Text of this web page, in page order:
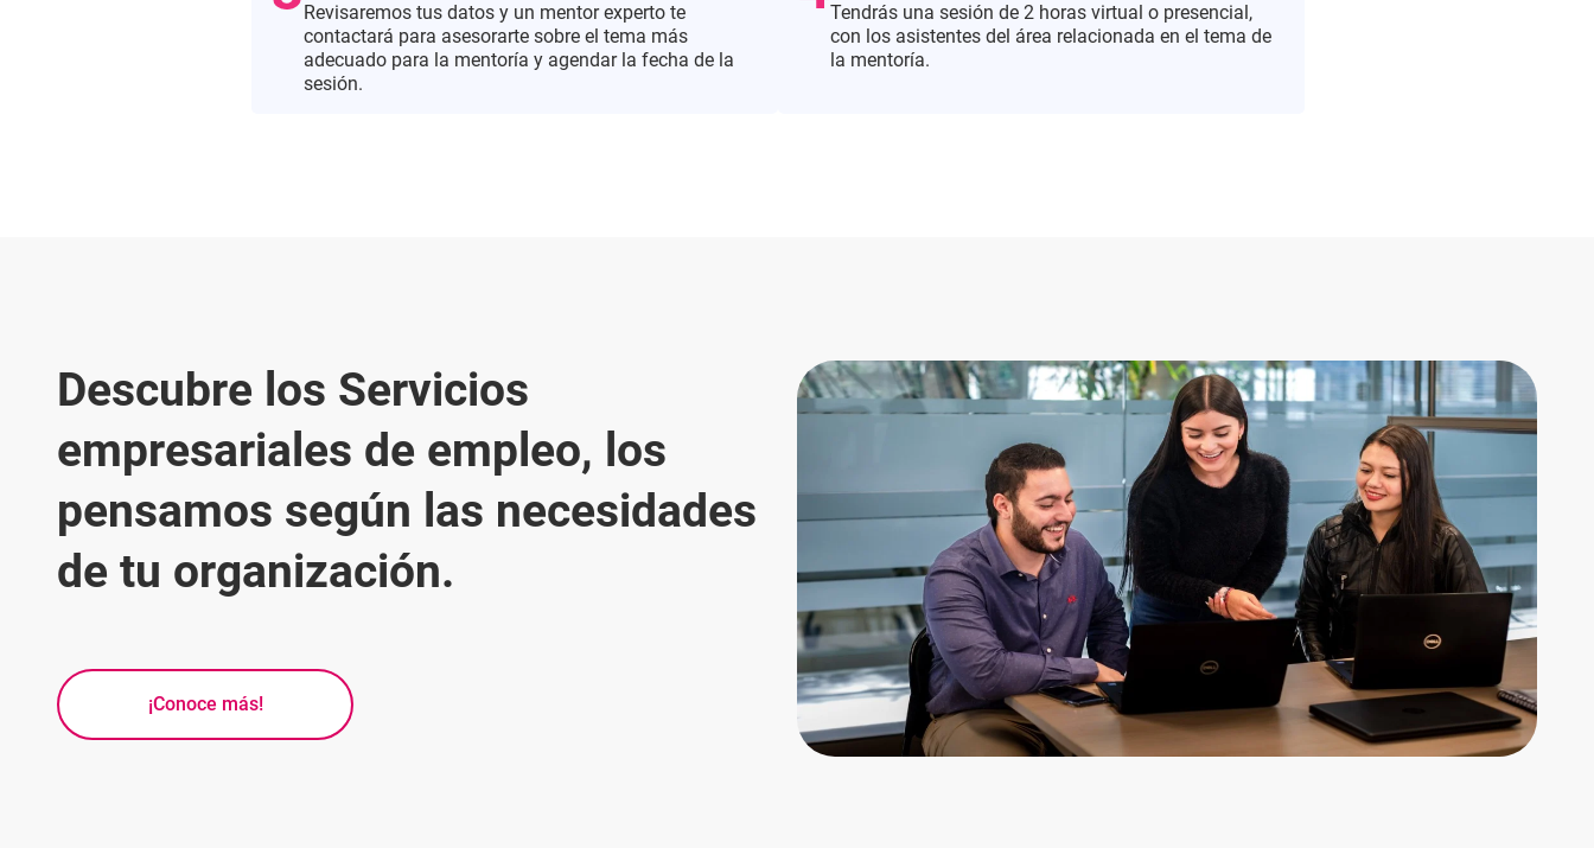
Revisaremos tus datos y un mentor experto te
contactará para asesorarte sobre el tema más
adecuado para la mentoría y agendar la fecha de la
sesión.
Tendrás una sesión de 2 horas virtual o presencial,
con los asistentes del área relacionada en el tema de
la mentoría.
Descubre los Servicios
empresariales de empleo, los
pensamos según las necesidades
de tu organización.
¡Conoce más!